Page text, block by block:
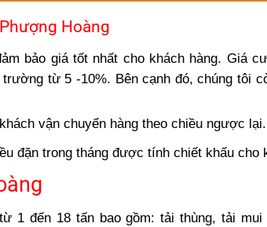
Hoàng
bảo giá tốt nhất cho khách hàng. Giá
từ 5 -10%. Bên cạnh đó, chúng tôi
vận chuyển hàng theo chiều ngược lại.
đặn trong tháng được tính chiết khấu cho
1 đến 18 tấn bao gồm: tải thùng, tải mui